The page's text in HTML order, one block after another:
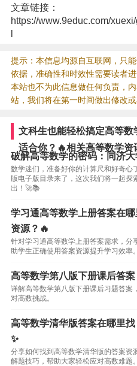
文章链接：
https://www.9educ.com/
提示：本信息均源自互联网，只
依据，准确性和时效性需要读者
本站也不为此信息做任何负责，
站，我们将在第一时间做出修改
文科生也能轻松搞定高等
适合你？🔥相关高等数学资
破解高等数学的密码：同济
数学迷们，准备好你的计算尺和好奇心
版电子版目录来了，这次我们将一起
出！🚀📚
学习通高等数学上册答案在
资源？🔥
针对学习通高等数学上册答案需求，分
助学生正确使用答案资源提升学习效率。
高等数学第八版下册课后答
详解高等数学第八版下册课后习题答案
对高数挑战。
高等数学清华版答案在哪里
✨
分享如何找到高等数学清华版的答案资
解题技巧，帮助大家轻松应对高数难题。